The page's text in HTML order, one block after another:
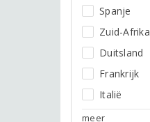
Spanje
Zuid-Afrika
Duitsland
Frankrijk
Italië
meer